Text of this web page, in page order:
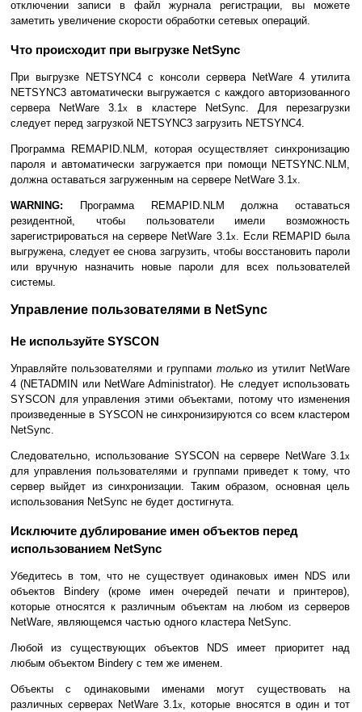
отключении записи в файл журнала регистрации, вы можете
заметить увеличение скорости обработки сетевых операций.
Что происходит при выгрузке NetSync
При выгрузке NETSYNC4 с консоли сервера NetWare 4 утилита
NETSYNC3 автоматически выгружается с каждого авторизованного
сервера NetWare 3.1x
в кластере NetSync. Для перезагрузки
следует перед загрузкой NETSYNC3 загрузить NETSYNC4.
Программа REMAPID.NLM, которая осуществляет синхронизацию
пароля и автоматически загружается при помощи NETSYNC.NLM,
должна оставаться загруженным на сервере NetWare 3.1x
WARNING: Программа REMAPID.NLM должна оставаться
резидентной, чтобы пользователи имели возможность
зарегистрироваться на сервере NetWare 3.1x
. Если REMAPID была
выгружена, следует ее снова загрузить, чтобы восстановить пароли
или вручную назначить новые пароли для всех пользователей
системы.
Управление пользователями в NetSync
Не используйте SYSCON
Управляйте пользователями и группами толькоиз утилит NetWare
4 (NETADMIN или NetWare Administrator). Не следует использовать
SYSCON для управления этими объектами, потому что изменения
произведенные в SYSCON не синхронизируются со всем кластером
NetSync.
Следовательно, использование SYSCON на сервере NetWare 3.1x
для управления пользователями и группами приведет к тому, что
сервер выйдет из синхронизации. Таким образом, основная цель
использования NetSync не будет достигнута.
Исключите дублирование имен объектов перед
использованием NetSync
Убедитесь в том, что не существует одинаковых имен NDS или
объектов Bindery (кроме имен очередей печати и принтеров),
которые относятся к различным объектам на любом из серверов
NetWare, являющемся частью одного кластера NetSync.
Любой из существующих объектов NDS имеет приоритет над
любым объектом Bindery с тем же именем.
Объекты с одинаковыми именами могут существовать на
различных серверах NetWare 3.1x
, которые вносятся в один и тот